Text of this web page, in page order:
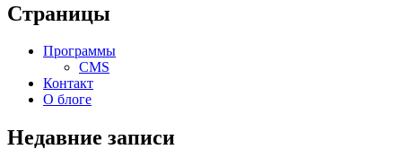
Страницы
Программы
CMS
Контакт
О блоге
Недавние записи